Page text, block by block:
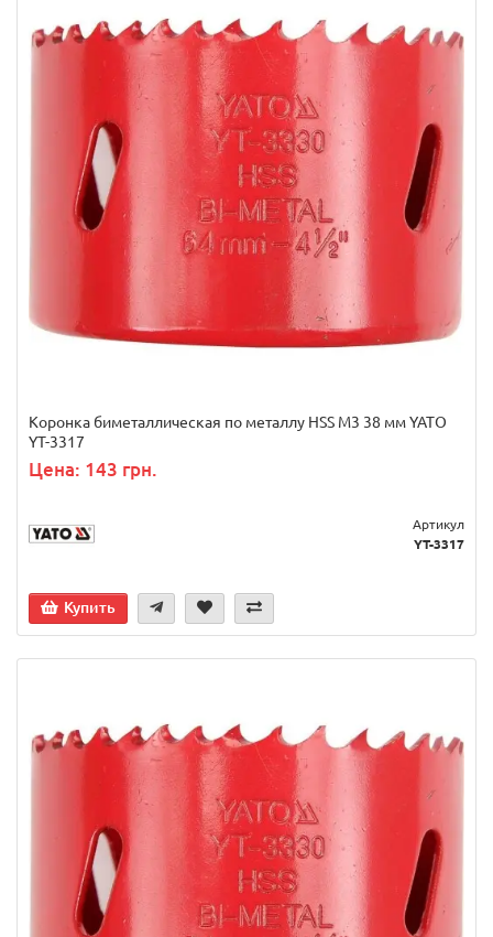
Коронка биметаллическая по металлу HSS M3 38 мм YATO
YT-3317
Цена: 143 грн.
Артикул
YT-3317
Купить